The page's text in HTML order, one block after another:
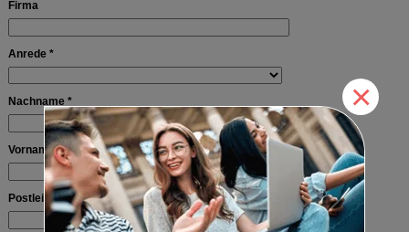
Firma
Anrede *
Nachname *
Vorname *
Postleitzahl & Ort
×